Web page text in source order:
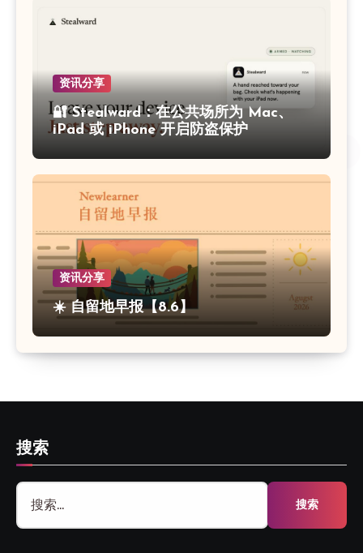
资讯分享
🔐 Stealward：在公共场所为 Mac、
iPad 或 iPhone 开启防盗保护
资讯分享
☀️ 自留地早报【8.6】
搜索
搜
索：